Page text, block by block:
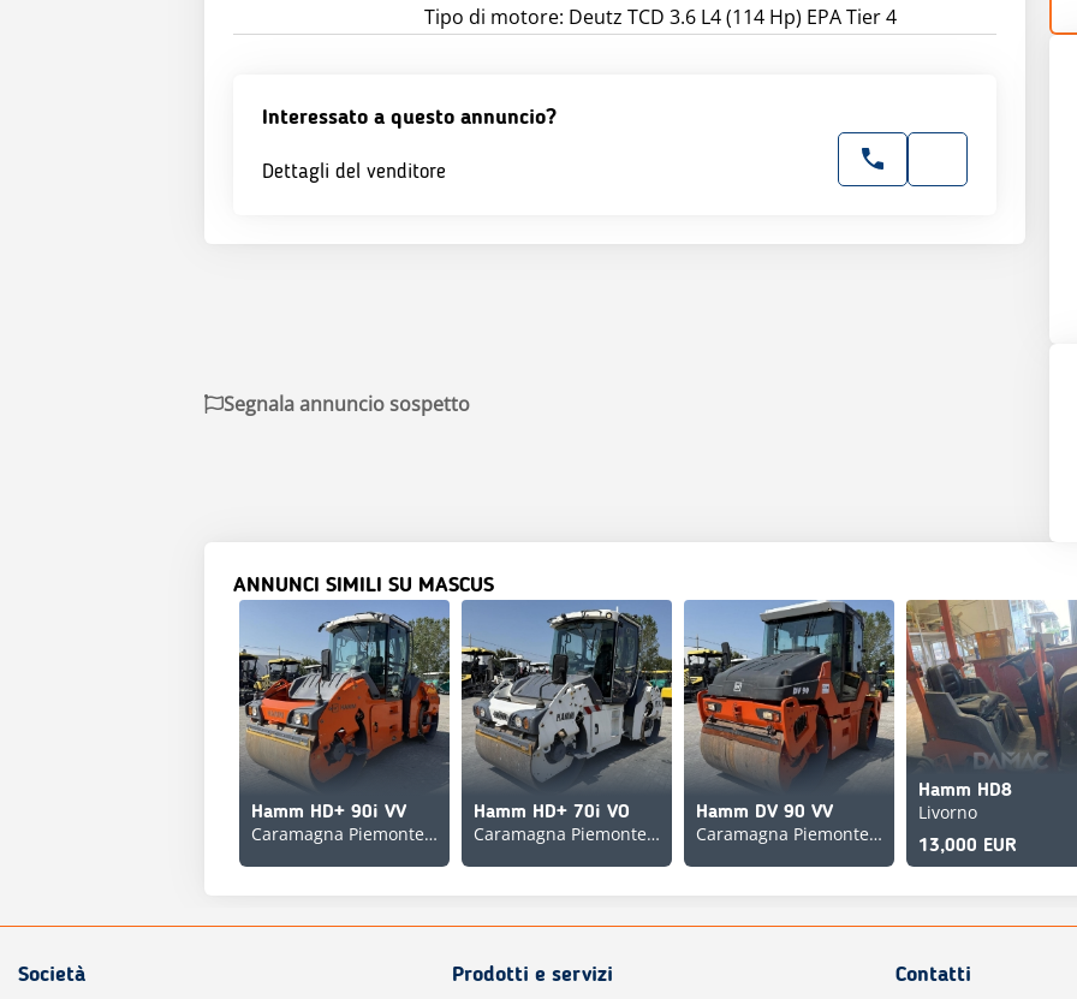
Tipo di motore: Deutz TCD 3.6 L4 (114 Hp) EPA Tier 4
Interessato a questo annuncio?
Dettagli del venditore
Segnala annuncio sospetto
ANNUNCI SIMILI SU MASCUS
Hamm HD+ 90i VV
Caramagna Piemonte, Italy
Hamm HD+ 70i VO
Caramagna Piemonte, Italy
Hamm DV 90 VV
Caramagna Piemonte, Italy
Hamm HD8
Livorno
13,000 EUR
Società Prodotti e servizi Contatti